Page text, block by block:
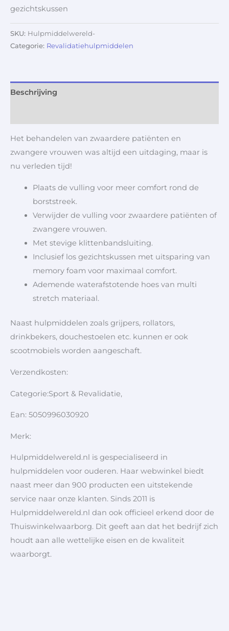
gezichtskussen
SKU: Hulpmiddelwereld-
Categorie: Revalidatiehulpmiddelen
Beschrijving
Het behandelen van zwaardere patiënten en
zwangere vrouwen was altijd een uitdaging, maar is
nu verleden tijd!
Plaats de vulling voor meer comfort rond de
borststreek.
Verwijder de vulling voor zwaardere patiënten of
zwangere vrouwen.
Met stevige klittenbandsluiting.
Inclusief los gezichtskussen met uitsparing van
memory foam voor maximaal comfort.
Ademende waterafstotende hoes van multi
stretch materiaal.
Naast hulpmiddelen zoals grijpers, rollators,
drinkbekers, douchestoelen etc. kunnen er ook
scootmobiels worden aangeschaft.
Verzendkosten:
Categorie:Sport & Revalidatie,
Ean: 5050996030920
Merk:
Hulpmiddelwereld.nl is gespecialiseerd in
hulpmiddelen voor ouderen. Haar webwinkel biedt
naast meer dan 900 producten een uitstekende
service naar onze klanten. Sinds 2011 is
Hulpmiddelwereld.nl dan ook officieel erkend door de
Thuiswinkelwaarborg. Dit geeft aan dat het bedrijf zich
houdt aan alle wettelijke eisen en de kwaliteit
waarborgt.